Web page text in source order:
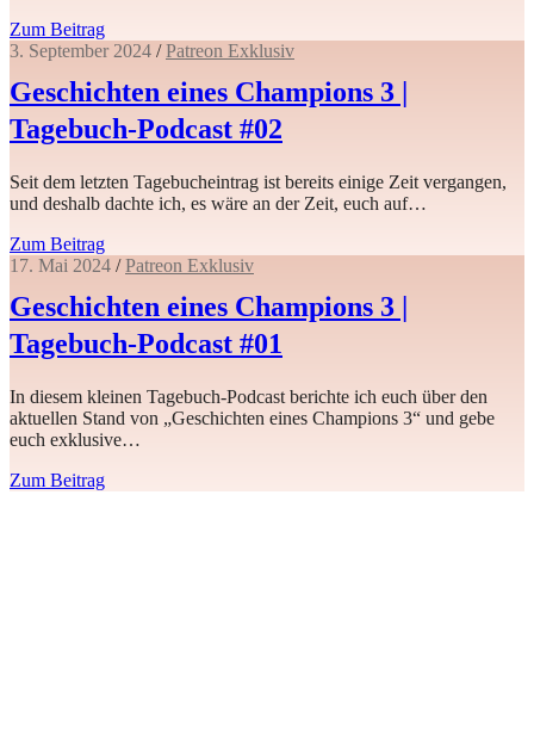
Zum Beitrag
3. September 2024 /Patreon Exklusiv
Geschichten eines Champions 3 |
Tagebuch-Podcast #02
Seit dem letzten Tagebucheintrag ist bereits einige Zeit vergangen,
und deshalb dachte ich, es wäre an der Zeit, euch auf…
Zum Beitrag
17. Mai 2024 /Patreon Exklusiv
Geschichten eines Champions 3 |
Tagebuch-Podcast #01
In diesem kleinen Tagebuch-Podcast berichte ich euch über den
aktuellen Stand von „Geschichten eines Champions 3“ und gebe
euch exklusive…
Zum Beitrag